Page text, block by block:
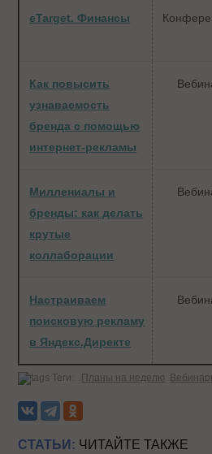
eTarget. Финансы
Как повысить
узнаваемость
бренда с помощью
интернет-рекламы
Миллениалы и
бренды: как делать
крутые
коллаборации
Настраиваем
поисковую рекламу
в Яндекс.Директе
Теги: Планы на неделю
СТАТЬИ: ЧИТАЙТЕ ТАКЖЕ